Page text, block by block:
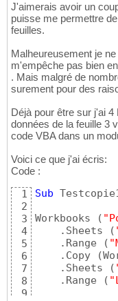
J'aimerais avoir un
puisse me permettre
feuilles.
Malheureusement je
m'empêche pas bien
. Mais malgré de
surement pour des
Déjà pour être sur j'ai
données de la feuille 3
code VBA dans un
Voici ce que j'ai écris:
Code :
1
2
3
4
5
6
7
8
9
Sub
Workbooks
(
    .Sheets
(
    .Range
(
    .Copy
(
    .Sheets
(
    .Range
(